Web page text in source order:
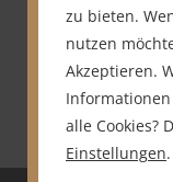
zu bieten.
nutzen
Akzeptieren.
alle Cookies?
Einstellungen.